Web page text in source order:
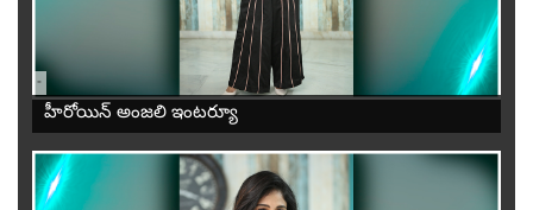
-
హీరోయిన్ అంజలి ఇంటర్యూ